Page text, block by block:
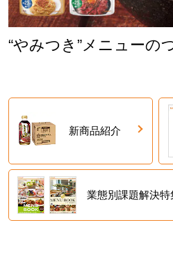
“やみつき”メニューの
新商品紹介
業態別課題解決特